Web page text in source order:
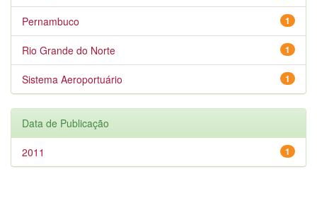
1
Pernambuco
1
Rio Grande do Norte
1
Sistema Aeroportuário
Data de Publicação
1
2011